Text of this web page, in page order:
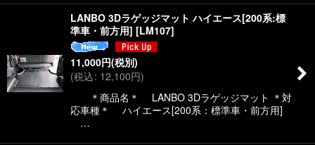
LANBO 3Dラゲッジマット ハイエース[200系:標
準車・前方用] [LM107]
11,000円(税別)
(税込: 12,100円)
＊商品名＊ LANBO 3Dラゲッジマット ＊対
応車種＊ ハイエース[200系：標準車・前方用]
…